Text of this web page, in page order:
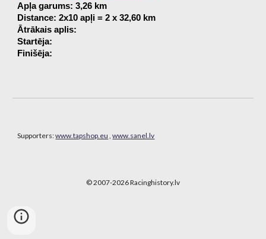
Apļa garums: 3,26 km
Distance: 2x10 apļi = 2 x 32,60 km
Ātrākais aplis:
Startēja:
Finišēja:
Supporters:www.tapshop.eu ,www.sanel.lv
© 2007-2026Racinghistory.lv